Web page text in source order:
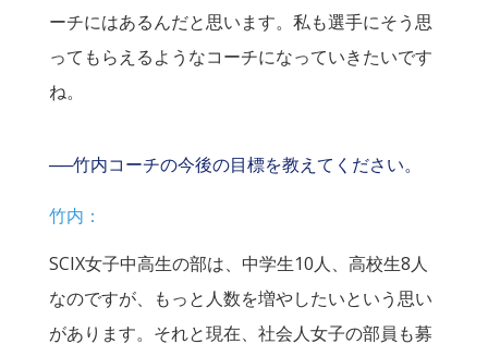
ーチにはあるんだと思います。私も選手にそう思
ってもらえるようなコーチになっていきたいです
ね。
──竹内コーチの今後の目標を教えてください。
竹内：
SCIX女子中高生の部は、中学生10人、高校生8人
なのですが、もっと人数を増やしたいという思い
があります。それと現在、社会人女子の部員も募